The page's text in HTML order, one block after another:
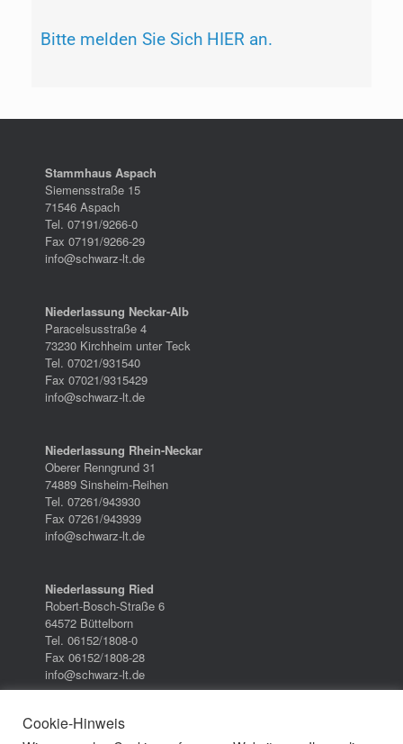
Bitte melden Sie Sich HIER an.
Stammhaus Aspach
Siemensstraße 15
71546 Aspach
Tel. 07191/9266-0
Fax 07191/9266-29
info@schwarz-lt.de
Niederlassung Neckar-Alb
Paracelsusstraße 4
73230 Kirchheim unter Teck
Tel. 07021/931540
Fax 07021/9315429
info@schwarz-lt.de
Niederlassung Rhein-Neckar
Oberer Renngrund 31
74889 Sinsheim-Reihen
Tel. 07261/943930
Fax 07261/943939
info@schwarz-lt.de
Niederlassung Ried
Robert-Bosch-Straße 6
64572 Büttelborn
Tel. 06152/1808-0
Fax 06152/1808-28
info@schwarz-lt.de
Cookie-Hinweis